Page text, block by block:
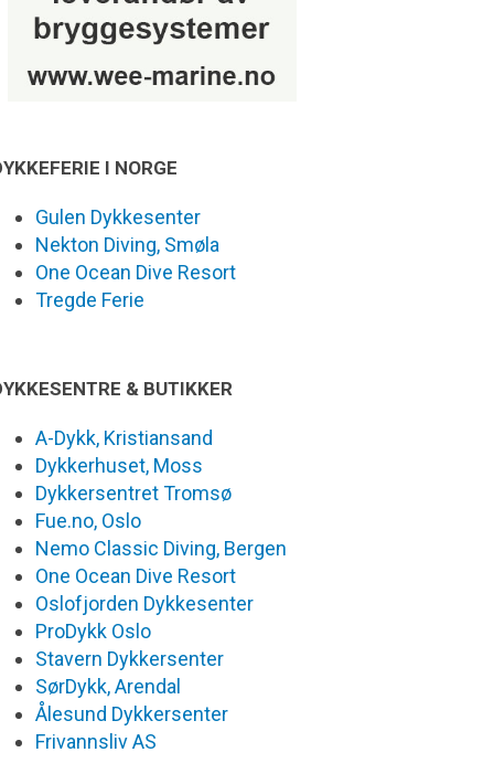
I NORGE
Gulen Dykkesenter
Nekton Diving, Smøla
One Ocean Dive Resort
Tregde Ferie
& BUTIKKER
A-Dykk, Kristiansand
Dykkerhuset, Moss
Dykkersentret Tromsø
Fue.no, Oslo
Nemo Classic Diving, Bergen
One Ocean Dive Resort
Oslofjorden Dykkesenter
ProDykk Oslo
Stavern Dykkersenter
SørDykk, Arendal
Ålesund Dykkersenter
Frivannsliv AS